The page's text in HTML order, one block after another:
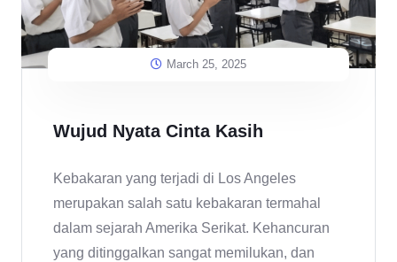
March 25, 2025
Wujud Nyata Cinta Kasih
Kebakaran yang terjadi di Los Angeles
merupakan salah satu kebakaran termahal
dalam sejarah Amerika Serikat. Kehancuran
yang ditinggalkan sangat memilukan, dan